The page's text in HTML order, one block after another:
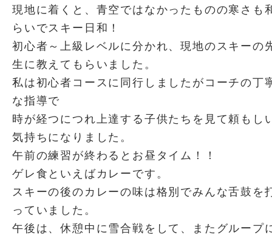
現地に着くと、青空ではなかったものの寒さも
らいでスキー日和！
初心者～上級レベルに分かれ、現地のスキーの
生に教えてもらいました。
私は初心者コースに同行しましたがコーチの丁
な指導で
時が経つにつれ上達する子供たちを見て頼もし
気持ちになりました。
午前の練習が終わるとお昼タイム！！
ゲレ食といえばカレーです。
スキーの後のカレーの味は格別でみんな舌鼓を
っていました。
午後は、休憩中に雪合戦をして、またグループ